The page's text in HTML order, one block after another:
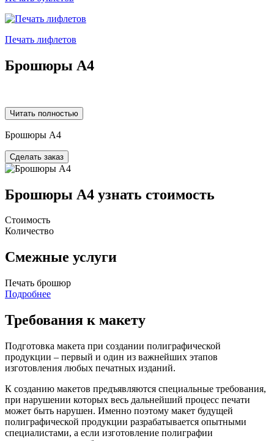
Печать лифлетов
Брошюры А4
Читать полностью
Брошюры А4
Сделать заказ
Брошюры А4 узнать стоимость
Стоимость
Количество
Смежные услуги
Печать брошюр
Подробнее
Требования к макету
Подготовка макета при создании полиграфической
продукции – первый и один из важнейших этапов
изготовления любых печатных изданий.
К созданию макетов предъявляются специальные требования,
при нарушении которых весь дальнейший процесс печати
может быть нарушен. Именно поэтому макет будущей
полиграфической продукции разрабатывается опытными
специалистами, а если изготовление полиграфии